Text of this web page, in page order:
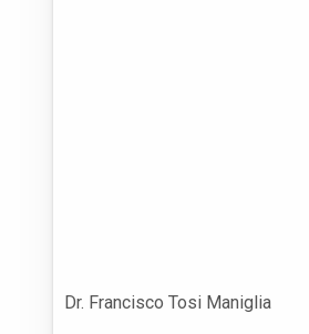
Dr. Francisco Tosi Maniglia